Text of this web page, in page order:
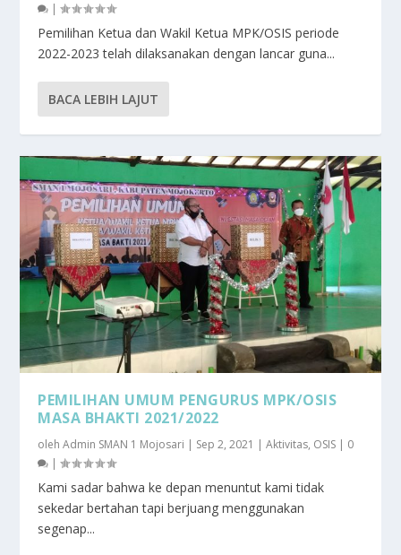
|
Pemilihan Ketua dan Wakil Ketua MPK/OSIS periode
2022-2023 telah dilaksanakan dengan lancar guna...
BACA LEBIH LAJUT
PEMILIHAN UMUM PENGURUS MPK/OSIS
MASA BHAKTI 2021/2022
olehAdmin SMAN 1 Mojosari | Sep 2, 2021 |Aktivitas, OSIS | 0
|
Kami sadar bahwa ke depan menuntut kami tidak
sekedar bertahan tapi berjuang menggunakan
segenap...